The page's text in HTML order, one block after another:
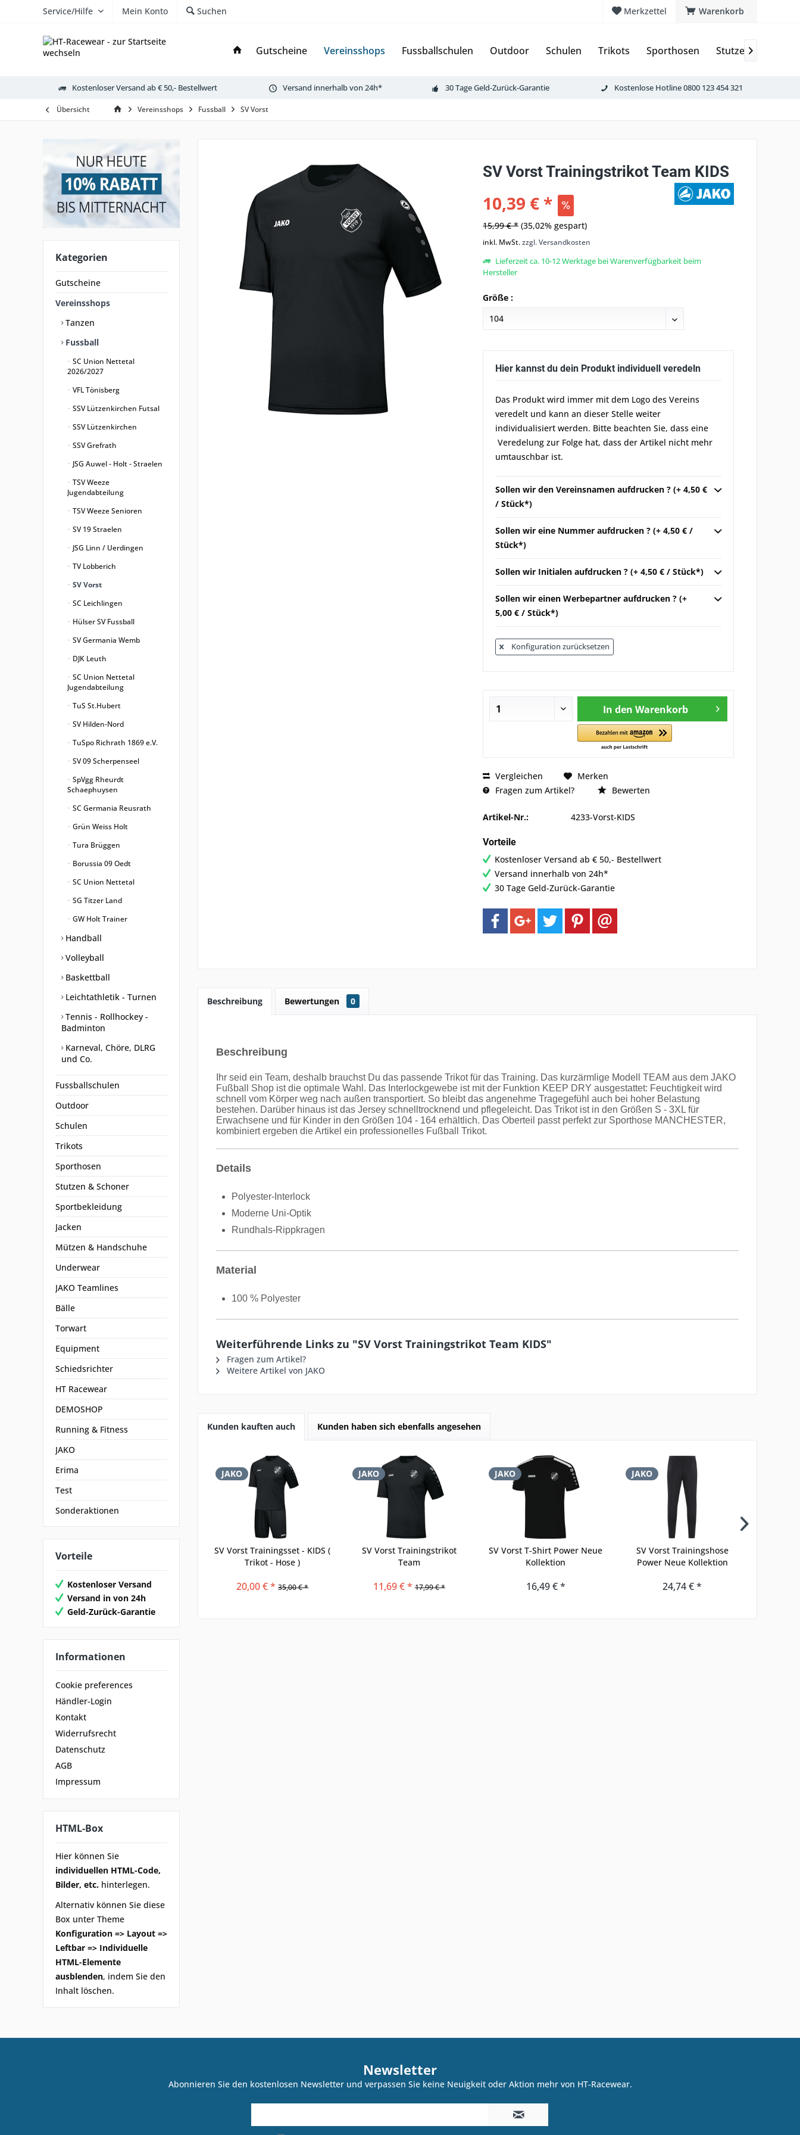
Warenkorb
Merkzettel
Service/Hilfe Mein Konto Suchen
Gutscheine Vereinsshops Fussballschulen Outdoor Schulen Trikots Sporthosen Stutzen & Schoner

Kostenloser Versand ab € 50,- Bestellwert Versand innerhalb von 24h* 30 Tage Geld-Zurück-Garantie Kostenlose Hotline 0800 123 454 321
Übersicht Vereinsshops Fussball SV Vorst
Kategorien
Gutscheine
Vereinsshops
Tanzen
Fussball
SC Union Nettetal
2026/2027
VFL Tönisberg
SSV Lützenkirchen Futsal
SSV Lützenkirchen
SSV Grefrath
JSG Auwel - Holt - Straelen
TSV Weeze
Jugendabteilung
TSV Weeze Senioren
SV 19 Straelen
JSG Linn / Uerdingen
TV Lobberich
SV Vorst
SC Leichlingen
Hülser SV Fussball
SV Germania Wemb
DJK Leuth
SC Union Nettetal
Jugendabteilung
TuS St.Hubert
SV Hilden-Nord
TuSpo Richrath 1869 e.V.
SV 09 Scherpenseel
SpVgg Rheurdt
Schaephuysen
SC Germania Reusrath
Grün Weiss Holt
Tura Brüggen
Borussia 09 Oedt
SC Union Nettetal
SG Titzer Land
GW Holt Trainer
Handball
Volleyball
Baskettball
Leichtathletik - Turnen
Tennis - Rollhockey -
Badminton
Karneval, Chöre, DLRG
und Co.
Fussballschulen
Outdoor
Schulen
Trikots
Sporthosen
Stutzen & Schoner
Sportbekleidung
Jacken
Mützen & Handschuhe
Underwear
JAKO Teamlines
Bälle
Torwart
Equipment
Schiedsrichter
HT Racewear
DEMOSHOP
Running & Fitness
JAKO
Erima
Test
Sonderaktionen
Vorteile
Kostenloser Versand
Versand in von 24h
Geld-Zurück-Garantie
Informationen
Cookie preferences
Händler-Login
Kontakt
Widerrufsrecht
Datenschutz
AGB
Impressum
HTML-Box
Hier können Sie
individuellen HTML-Code,
Bilder, etc. hinterlegen.
Alternativ können Sie diese
Box unter Theme
Konfiguration => Layout =>
Leftbar => Individuelle
HTML-Elemente
ausblenden, indem Sie den
Inhalt löschen.
SV Vorst Trainingstrikot Team KIDS
10,39 € *
15,99 € * (35,02% gespart)
inkl. MwSt.zzgl. Versandkosten
Lieferzeit ca. 10-12 Werktage bei Warenverfügbarkeit beim
Hersteller
Größe :
Hier kannst du dein Produkt individuell veredeln
Das Produkt wird immer mit dem Logo des Vereins
veredelt und kann an dieser Stelle weiter
individualisiert werden. Bitte beachten Sie, dass eine
Veredelung zur Folge hat, dass der Artikel nicht mehr
umtauschbar ist.
Sollen wir den Vereinsnamen aufdrucken ? (+ 4,50 €
/ Stück*)
Sollen wir eine Nummer aufdrucken ? (+ 4,50 € /
Stück*)
Sollen wir Initialen aufdrucken ? (+ 4,50 € / Stück*)
Sollen wir einen Werbepartner aufdrucken ? (+
5,00 € / Stück*)
Konfiguration zurücksetzen
In den Warenkorb
Vergleichen
Merken
Fragen zum Artikel?
Bewerten
Artikel-Nr.: 4233-Vorst-KIDS
Vorteile
Kostenloser Versand ab € 50,- Bestellwert
Versand innerhalb von 24h*
30 Tage Geld-Zurück-Garantie
Beschreibung Bewertungen 0
Beschreibung
Ihr seid ein Team, deshalb brauchst Du das passende Trikot für das Training. Das kurzärmlige Modell TEAM aus dem JAKO
Fußball Shop ist die optimale Wahl. Das Interlockgewebe ist mit der Funktion KEEP DRY ausgestattet: Feuchtigkeit wird
schnell vom Körper weg nach außen transportiert. So bleibt das angenehme Tragegefühl auch bei hoher Belastung
bestehen. Darüber hinaus ist das Jersey schnelltrocknend und pflegeleicht. Das Trikot ist in den Größen S - 3XL für
Erwachsene und für Kinder in den Größen 104 - 164 erhältlich. Das Oberteil passt perfekt zur Sporthose MANCHESTER,
kombiniert ergeben die Artikel ein professionelles Fußball Trikot.
Details
Polyester-Interlock
Moderne Uni-Optik
Rundhals-Rippkragen
Material
100 % Polyester
Weiterführende Links zu "SV Vorst Trainingstrikot Team KIDS"
Fragen zum Artikel?
Weitere Artikel von JAKO
Kunden kauften auch Kunden haben sich ebenfalls angesehen
JAKO
SV Vorst Trainingsset - KIDS (
Trikot - Hose )
20,00 € * 35,00 € *
JAKO
SV Vorst Trainingstrikot
Team
11,69 € * 17,99 € *
JAKO
SV Vorst T-Shirt Power Neue
Kollektion
16,49 € *
JAKO
SV Vorst Trainingshose
Power Neue Kollektion
24,74 € *
Newsletter
Abonnieren Sie den kostenlosen Newsletter und verpassen Sie keine Neuigkeit oder Aktion mehr von HT-Racewear.